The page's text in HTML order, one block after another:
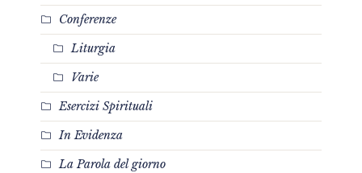
Conferenze
Liturgia
Varie
Esercizi Spirituali
In Evidenza
La Parola del giorno